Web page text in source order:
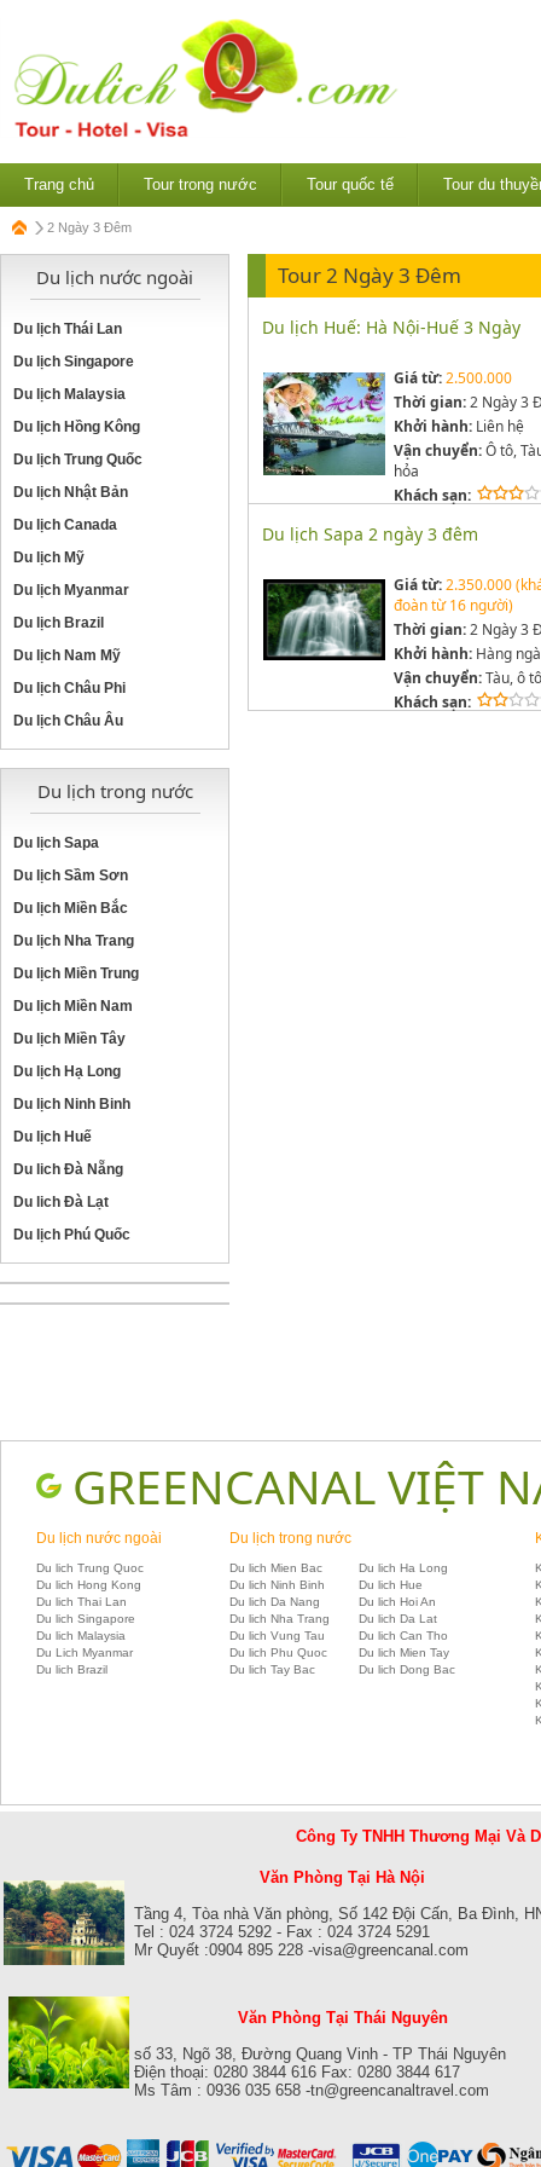
Trang chủ Tour trong nước Tour quốc tế Tour du
2 Ngày 3 Đêm
Du lịch nước ngoài
Du lịch Thái Lan
Du lịch Singapore
Du lịch Malaysia
Du lịch Hồng Kông
Du lịch Trung Quốc
Du lịch Nhật Bản
Du lịch Canada
Du lịch Mỹ
Du lịch Myanmar
Du lịch Brazil
Du lịch Nam Mỹ
Du lịch Châu Phi
Du lịch Châu Âu
Du lịch trong nước
Du lịch Sapa
Du lịch Sầm Sơn
Du lịch Miền Bắc
Du lịch Nha Trang
Du lịch Miền Trung
Du lịch Miền Nam
Du lịch Miền Tây
Du lịch Hạ Long
Du lịch Ninh Binh
Du lịch Huế
Du lich Đà Nẵng
Du lich Đà Lạt
Du lịch Phú Quốc
Tour 2 Ngày 3 Đêm
Du lịch Huế: Hà Nội-Huế 3 Ngày
Giá từ:2.500.000
Thời gian:2 Ngày 3
Khởi hành:Liên hệ
Vận chuyển:Ô tô,
hỏa
Khách sạn:
Du lịch Sapa 2 ngày 3 đêm
Giá từ:2.350.000
đoàn từ 16 người)
Thời gian:2 Ngày 3
Khởi hành:Hàng
Vận chuyển:Tàu, ô tô
Khách sạn:
GREENCANAL VIỆT
Du lịch nước ngoài
Du lich Trung Quoc
Du lich Hong Kong
Du lich Thai Lan
Du lich Singapore
Du lich Malaysia
Du Lich Myanmar
Du lich Brazil
Du lịch trong nước
Du lich Mien Bac
Du lich Ha Long
Du lich Ninh Binh
Du lich Hue
Du lich Da Nang
Du lich Hoi An
Du lich Nha Trang
Du lich Da Lat
Du lich Vung Tau
Du lich Can Tho
Du lich Phu Quoc
Du lich Mien Tay
Du lich Tay Bac
Du lich Dong Bac
Công Ty TNHH Thương Mại Và
Văn Phòng Tại Hà Nội
Tầng 4, Tòa nhà Văn phòng, Số 142 Đội Cấn, Ba Đình,
Tel : 024 3724 5292 - Fax : 024 3724 5291
Mr Quyết :0904 895 228 -visa@greencanal.com
Văn Phòng Tại Thái Nguyên
số 33, Ngõ 38, Đường Quang Vinh - TP Thái Nguyên
Điện thoại: 0280 3844 616 Fax: 0280 3844 617
Ms Tâm : 0936 035 658 -tn@greencanaltravel.com